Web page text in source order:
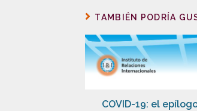
TAMBIÉN PODRÍA
COVID-19: el